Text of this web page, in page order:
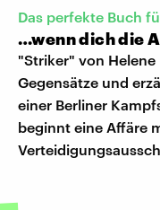
Das perfekte Buch
…wenn dich die
"Striker" von
Gegensätze und
einer Berliner
beginnt eine Affäre